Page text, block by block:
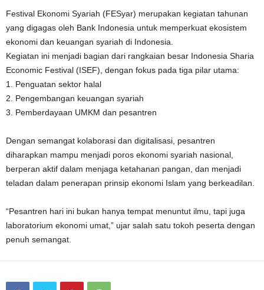
Festival Ekonomi Syariah (FESyar) merupakan kegiatan tahunan
yang digagas oleh Bank Indonesia untuk memperkuat ekosistem
ekonomi dan keuangan syariah di Indonesia.
Kegiatan ini menjadi bagian dari rangkaian besar Indonesia Sharia
Economic Festival (ISEF), dengan fokus pada tiga pilar utama:
1. Penguatan sektor halal
2. Pengembangan keuangan syariah
3. Pemberdayaan UMKM dan pesantren
Dengan semangat kolaborasi dan digitalisasi, pesantren
diharapkan mampu menjadi poros ekonomi syariah nasional,
berperan aktif dalam menjaga ketahanan pangan, dan menjadi
teladan dalam penerapan prinsip ekonomi Islam yang berkeadilan.
“Pesantren hari ini bukan hanya tempat menuntut ilmu, tapi juga
laboratorium ekonomi umat,” ujar salah satu tokoh peserta dengan
penuh semangat.